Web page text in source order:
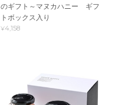
のギフト～マヌカハニー ギフ
トボックス入り
¥4,158